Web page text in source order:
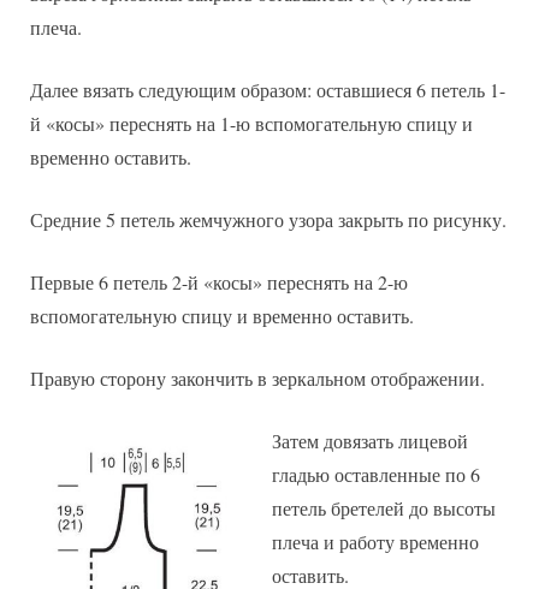
плеча.
Далее вязать следующим образом: оставшиеся 6 петель 1-
й «косы» переснять на 1-ю вспомогательную спицу и
временно оставить.
Средние 5 петель жемчужного узора закрыть по рисунку.
Первые 6 петель 2-й «косы» переснять на 2-ю
вспомогательную спицу и временно оставить.
Правую сторону закончить в зеркальном отображении.
Затем довязать лицевой
гладью оставленные по 6
петель бретелей до высоты
плеча и работу временно
оставить.